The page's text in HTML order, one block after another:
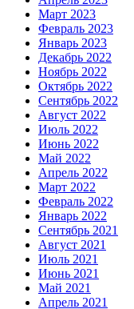
Март 2023
Февраль 2023
Январь 2023
Декабрь 2022
Ноябрь 2022
Октябрь 2022
Сентябрь 2022
Август 2022
Июль 2022
Июнь 2022
Май 2022
Апрель 2022
Март 2022
Февраль 2022
Январь 2022
Сентябрь 2021
Август 2021
Июль 2021
Июнь 2021
Май 2021
Апрель 2021